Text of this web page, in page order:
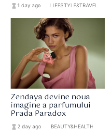
hourglass_full1 day ago LIFESTYLE&TRAVEL
Zendaya devine noua
imagine a parfumului
Prada Paradox
hourglass_full 2 day ago BEAUTY&HEALTH